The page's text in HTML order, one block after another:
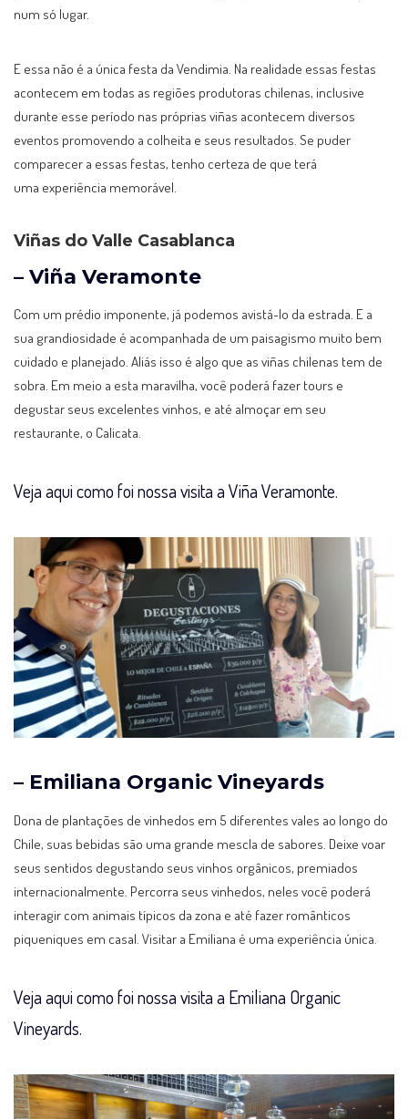
num só lugar.
E essa não é a única festa da Vendimia. Na realidade essas festas
acontecem em todas as regiões produtoras chilenas, inclusive
durante esse período nas próprias viñas acontecem diversos
eventos promovendo a colheita e seus resultados. Se puder
comparecer a essas festas, tenho certeza de que terá
uma experiência memorável.
Viñas do Valle Casablanca
– Viña Veramonte
Com um prédio imponente, já podemos avistá-lo da estrada. E a
sua grandiosidade é acompanhada de um paisagismo muito bem
cuidado e planejado. Aliás isso é algo que as viñas chilenas tem de
sobra. Em meio a esta maravilha, você poderá fazer tours e
degustar seus excelentes vinhos, e até almoçar em seu
restaurante, o Calicata.
Veja aqui como foi nossa visita a Viña Veramonte.
– Emiliana Organic Vineyards
Dona de plantações de vinhedos em 5 diferentes vales ao longo do
Chile, suas bebidas são uma grande mescla de sabores. Deixe voar
seus sentidos degustando seus vinhos orgânicos, premiados
internacionalmente. Percorra seus vinhedos, neles você poderá
interagir com animais típicos da zona e até fazer românticos
piqueniques em casal. Visitar a Emiliana é uma experiência única.
Veja aqui como foi nossa visita a Emiliana Organic
Vineyards.